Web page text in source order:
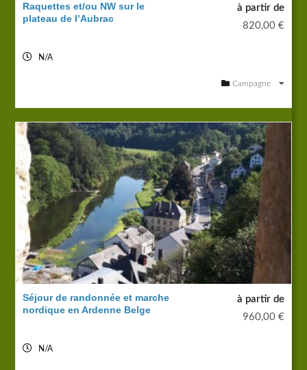
Raquettes et/ou NW sur le
plateau de l’Aubrac
à partir de
820,00 €
N/A
Campagne
Séjour de randonnée et marche
nordique en Ardenne Belge
à partir de
960,00 €
N/A